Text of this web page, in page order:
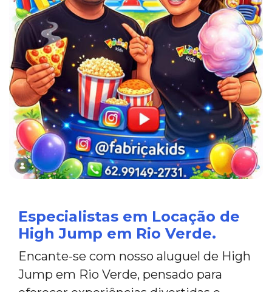
Especialistas em Locação de
High Jump em Rio Verde.
Encante-se com nosso aluguel de High
Jump em Rio Verde, pensado para